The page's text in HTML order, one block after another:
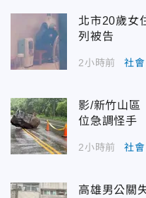
北市20歲女
列被告
2小時前 社會
影/新竹山
位急調怪手
2小時前 社會
高雄男公關